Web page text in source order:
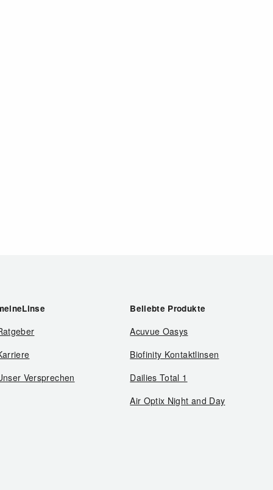
Versprechen
Beliebte Produkte
Acuvue Oasys
Biofinity Kontaktlinsen
Dailies Total 1
Air Optix Night and Day